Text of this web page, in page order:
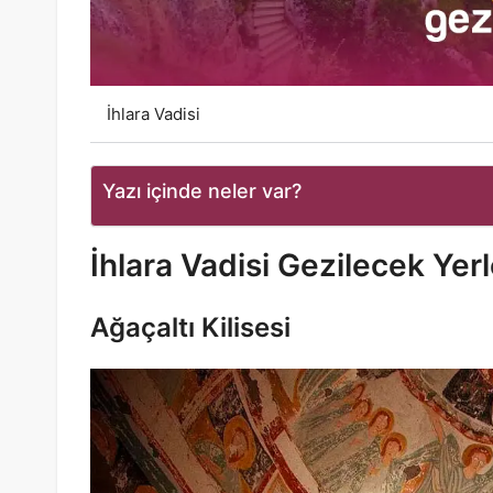
İhlara Vadisi
Yazı içinde neler var?
İhlara Vadisi Gezilecek
Ağaçaltı Kilisesi